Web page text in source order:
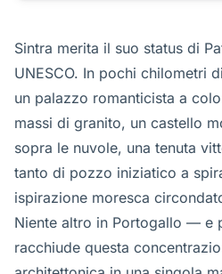
Sintra merita il suo status di
UNESCO. In pochi chilometri
un palazzo romanticista a
massi di granito, un castello
sopra le nuvole, una tenuta
tanto di pozzo iniziatico a
ispirazione moresca
Niente altro in Portogallo — e
racchiude questa